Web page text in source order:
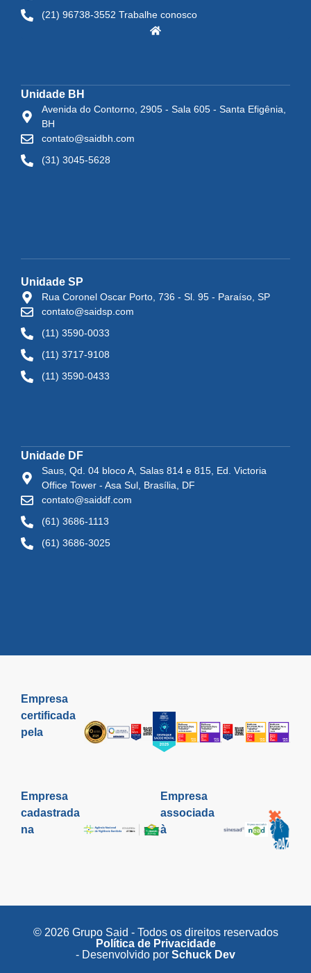
(21) 96738-3552 Trabalhe conosco
Unidade BH
Avenida do Contorno, 2905 - Sala 605 - Santa Efigênia,
BH
contato@saidbh.com
(31) 3045-5628
Unidade SP
Rua Coronel Oscar Porto, 736 - Sl. 95 - Paraíso, SP
contato@saidsp.com
(11) 3590-0033
(11) 3717-9108
(11) 3590-0433
Unidade DF
Saus, Qd. 04 bloco A, Salas 814 e 815, Ed. Victoria
Office Tower - Asa Sul, Brasília, DF
contato@saiddf.com
(61) 3686-1113
(61) 3686-3025
Empresa
certificada
pela
Empresa
cadastrada
na
Empresa
associada
à
© 2026 Grupo Said - Todos os direitos reservados
Política de Privacidade
- Desenvolvido por Schuck Dev